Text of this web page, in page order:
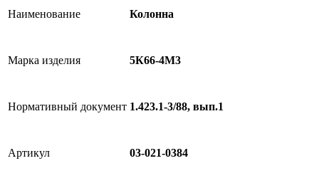
Наименование Колонна
Марка изделия 5К66-4М3
Нормативный документ 1.423.1-3/88, вып.1
Артикул 03-021-0384